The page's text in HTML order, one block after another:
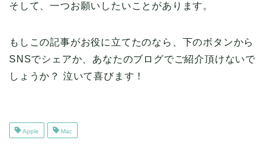
そして、一つお願いしたいことがあります。
もしこの記事がお役に立てたのなら、下のボタンから
SNSでシェアか、あなたのブログでご紹介頂けないで
しょうか？ 泣いて喜びます！
Apple Mac